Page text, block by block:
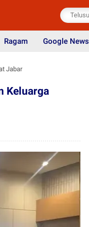
Ragam Google News
Jabar
Keluarga